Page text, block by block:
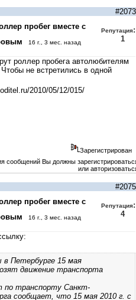
#2073
пробег вместе с
16 г., 3 мес. назад
Репутация:
1
роллер пробега автолюбителям
не встретились в одной
2010/05/12/015/
Зарегистрирован
сообщений Вы должны
или
#2075
пробег вместе с
16 г., 3 мес. назад
Репутация:
4
в Петербурге 15 мая
движение транспорта
по транспорту Санкт-
сообщает, что 15 мая 2010 г. с